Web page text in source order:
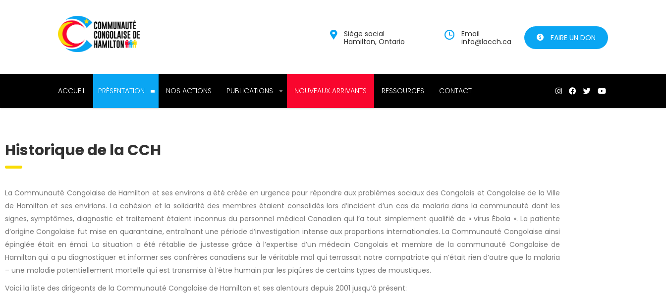
Siège social
Hamilton, Ontario
Email
info@lacch.ca
FAIRE UN DON
ACCUEIL PRÉSENTATION NOS ACTIONS PUBLICATIONS NOUVEAUX ARRIVANTS RESSOURCES CONTACT
Historique de la CCH
La Communauté Congolaise de Hamilton et ses environs a été créée en urgence pour répondre aux problèmes sociaux des Congolais et Congolaise de la Ville
de Hamilton et ses envirions. La cohésion et la solidarité des membres étaient consolidés lors d’incident d’un cas de malaria dans la communauté dont les
signes, symptômes, diagnostic et traitement étaient inconnus du personnel médical Canadien qui l’a tout simplement qualifié de « virus Ébola ». La patiente
d’origine Congolaise fut mise en quarantaine, entraînant une période d’investigation intense aux proportions internationales. La Communauté Congolaise ainsi
épinglée était en émoi. La situation a été rétablie de justesse grâce à l’expertise d’un médecin Congolais et membre de la communauté Congolaise de
Hamilton qui a pu diagnostiquer et informer ses confrères canadiens sur le véritable mal qui terrassait notre compatriote qui n’était rien d’autre que la malaria
– une maladie potentiellement mortelle qui est transmise à l’être humain par les piqûres de certains types de moustiques.
Voici la liste des dirigeants de la Communauté Congolaise de Hamilton et ses alentours depuis 2001 jusqu’à présent: